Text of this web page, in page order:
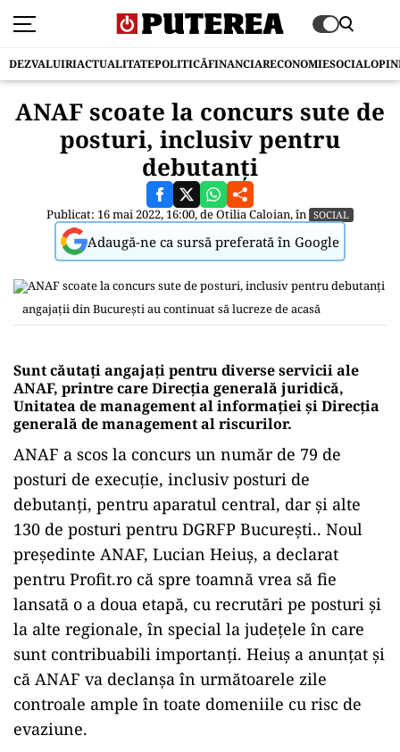
DEZVALUIRIACTUALITATEPOLITICĂFINANCIARECONOMIESOCIAL
ANAF scoate la concurs sute de
posturi, inclusiv pentru
debutanți
Publicat: 16 mai 2022, 16:00, deOtilia Caloian, în SOCIAL
Adaugă-ne ca sursă preferată în Google
angajații din București au continuat să lucreze de acasă
Sunt căutaţi angajaţi pentru diverse servicii ale
ANAF, printre care Direcţia generală juridică,
Unitatea de management al informaţiei şi Direcţia
generală de management al riscurilor.
ANAF a scos la concurs un număr de 79 de
posturi de execuţie, inclusiv posturi de
debutanţi, pentru aparatul central, dar şi alte
130 de posturi pentru DGRFP Bucureşti.. Noul
preşedinte ANAF, Lucian Heiuş, a declarat
pentru Profit.ro că spre toamnă vrea să fie
lansată o a doua etapă, cu recrutări pe posturi şi
la alte regionale, în special la judeţele în care
sunt contribuabili importanţi. Heiuş a anunţat şi
că ANAF va declanşa în următoarele zile
controale ample în toate domeniile cu risc de
evaziune.